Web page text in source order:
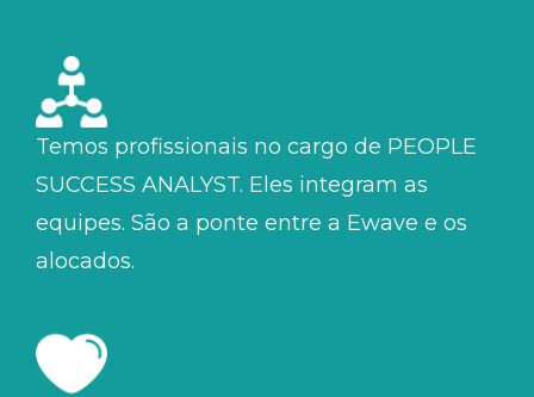
Temos profissionais no cargo de PEOPLE
SUCCESS ANALYST. Eles integram as
equipes. São a ponte entre a Ewave e os
alocados.